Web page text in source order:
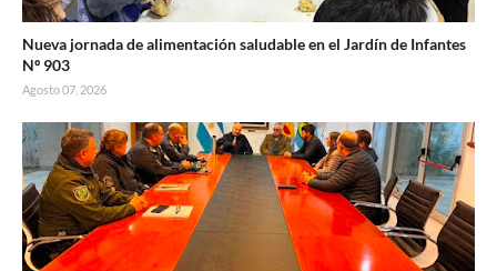
Nueva jornada de alimentación saludable en el Jardín de Infantes
Nº 903
Agosto 07, 2026